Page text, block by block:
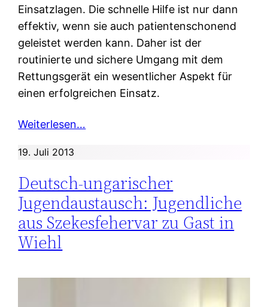
Einsatzlagen. Die schnelle Hilfe ist nur dann
effektiv, wenn sie auch patientenschonend
geleistet werden kann. Daher ist der
routinierte und sichere Umgang mit dem
Rettungsgerät ein wesentlicher Aspekt für
einen erfolgreichen Einsatz.
Weiterlesen…
19. Juli 2013
Deutsch-ungarischer
Jugendaustausch: Jugendliche
aus Szekesfehervar zu Gast in
Wiehl